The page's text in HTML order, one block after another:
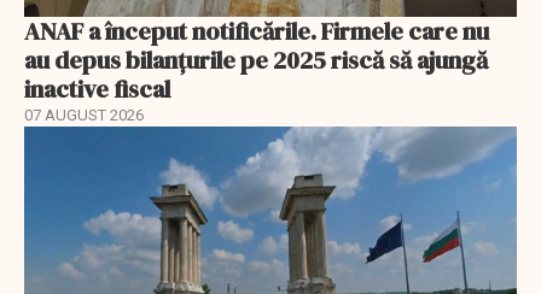
ANAF a început notificările. Firmele care nu
au depus bilanțurile pe 2025 riscă să ajungă
inactive fiscal
07 AUGUST 2026